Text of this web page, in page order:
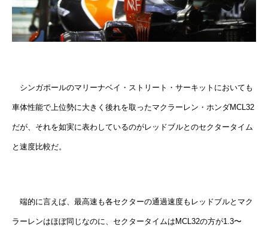
シンガポールのマリーナベイ・ストリート・サーキットにおいても
車体性能で上位勢に大きく後れを取ったマクラーレン・ホンダMCL32
だが、それを如実に表わしているのがレッドブルとのセクタータイム
と速度比較だ。
端的に言えば、最高速も各セクターの通過速度もレッドブルとマク
ラーレンはほぼ同じなのに、セクタータイムはMCL32の方が1.3〜